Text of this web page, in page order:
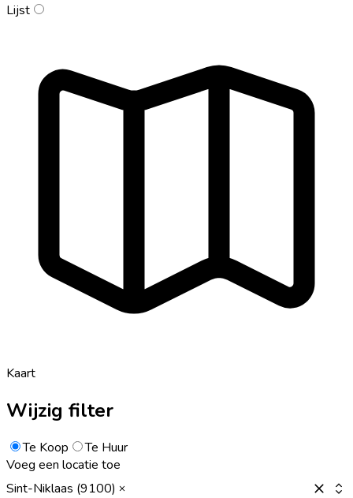
Lijst
Kaart
Wijzig filter
Te Koop
Te Huur
Voeg een locatie toe
Sint-Niklaas (9100)